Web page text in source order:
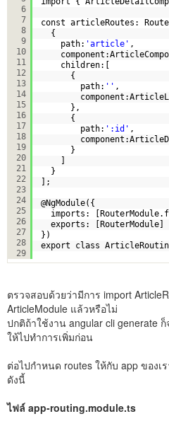
6
7
8
9
10
11
12
13
14
15
16
17
18
19
20
21
22
23
24
25
26
27
28
29
const articleRoutes:
{
path: 'article' ,
children:[
{
path: '' ,
},
{
path: ':id' ,
}
]
}
];
@NgModule({
imports:
exports: [RouterModule]
})
export class
ตรวจสอบด้วยว่ามีการ import
ArticleModule แล้วหรือไม่
ปกติถ้าใช้งาน angular cli generate
ให้ไปทำการเพิ่มก่อน
ต่อไปกำหนด routes ให้กับ app ของเ
ดังนี้
ไฟล์ app-routing.module.ts